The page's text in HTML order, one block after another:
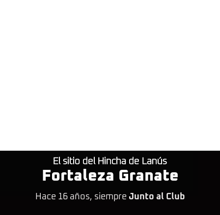
El sitio del Hincha de Lanús
Fortaleza Granate
Hace 16 años, siempre Junto al Club